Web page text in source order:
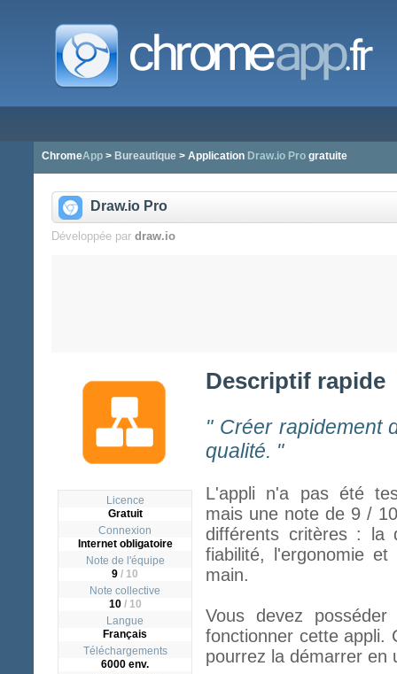
ChromeApp> Bureautique> Application Draw.io Progratuite
Draw.io Pro
Développée par draw.io
Licence
Gratuit
Connexion
Internet obligatoire
Note de l'équipe
9 / 10
Note collective
10 / 10
Langue
Français
Téléchargements
6000 env.
Descriptif rapide
" Créer rapidement
qualité. "
L'appli n'a pas été
mais une note de 9 /
différents critères : la
fiabilité, l'ergonomie
main.
Vous devez
fonctionner cette appli.
pourrez la démarrer en